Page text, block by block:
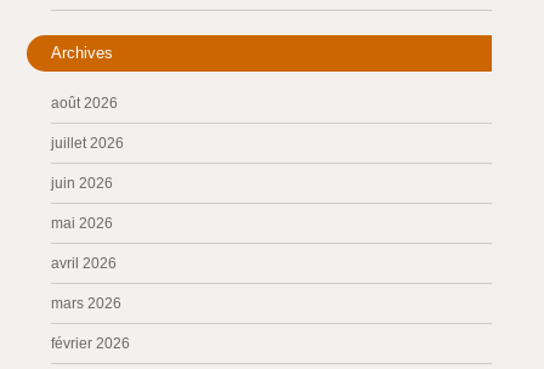
Archives
août 2026
juillet 2026
juin 2026
mai 2026
avril 2026
mars 2026
février 2026